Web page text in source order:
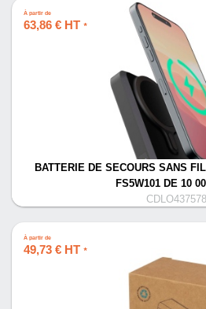
À partir de
63,86 € HT *
BATTERIE DE SECOURS SANS
FS5W101 DE 10
CDLO437578
À partir de
49,73 € HT *